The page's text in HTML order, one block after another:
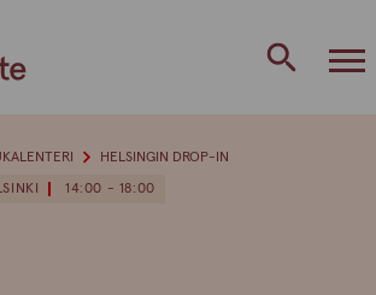
14:00 - 18:00
HELSINGIN DROP-IN